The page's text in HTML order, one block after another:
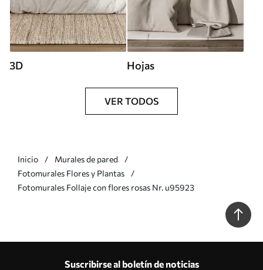
3D Hojas
VER TODOS
Inicio
Murales de pared
Fotomurales Flores y Plantas
Fotomurales Follaje con flores rosas Nr. u95923
Suscribirse al boletín de noticias